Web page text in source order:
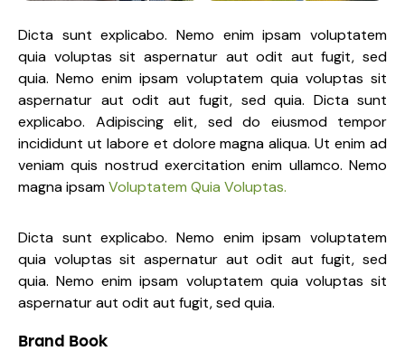
Dicta sunt explicabo. Nemo enim ipsam voluptatem
quia voluptas sit aspernatur aut odit aut fugit, sed
quia. Nemo enim ipsam voluptatem quia voluptas sit
aspernatur aut odit aut fugit, sed quia. Dicta sunt
explicabo. Adipiscing elit, sed do eiusmod tempor
incididunt ut labore et dolore magna aliqua. Ut enim ad
veniam quis nostrud exercitation enim ullamco. Nemo
magna ipsamVoluptatem Quia Voluptas.
Dicta sunt explicabo. Nemo enim ipsam voluptatem
quia voluptas sit aspernatur aut odit aut fugit, sed
quia. Nemo enim ipsam voluptatem quia voluptas sit
aspernatur aut odit aut fugit, sed quia.
Brand Book